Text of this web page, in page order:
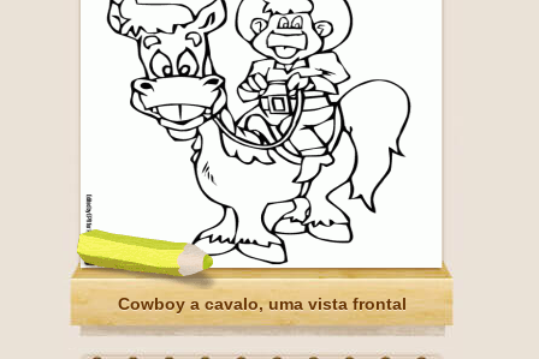
Cowboy a cavalo, uma vista frontal